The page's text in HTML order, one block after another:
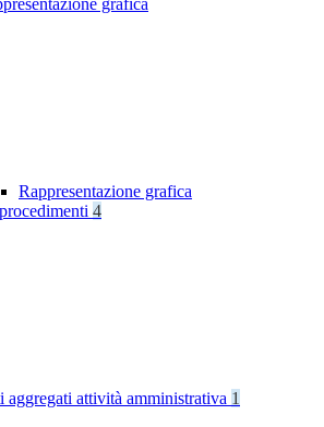
grafica
Rappresentazione grafica
4
aggregati attività amministrativa 1